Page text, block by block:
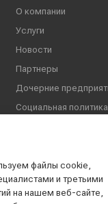
О компании
Услуги
Новости
Партнеры
Дочерние
Социальная политика
Вакансии
Реквизиты
Контакты
файлы cookie,
и третьими
на нашем веб-сайте,